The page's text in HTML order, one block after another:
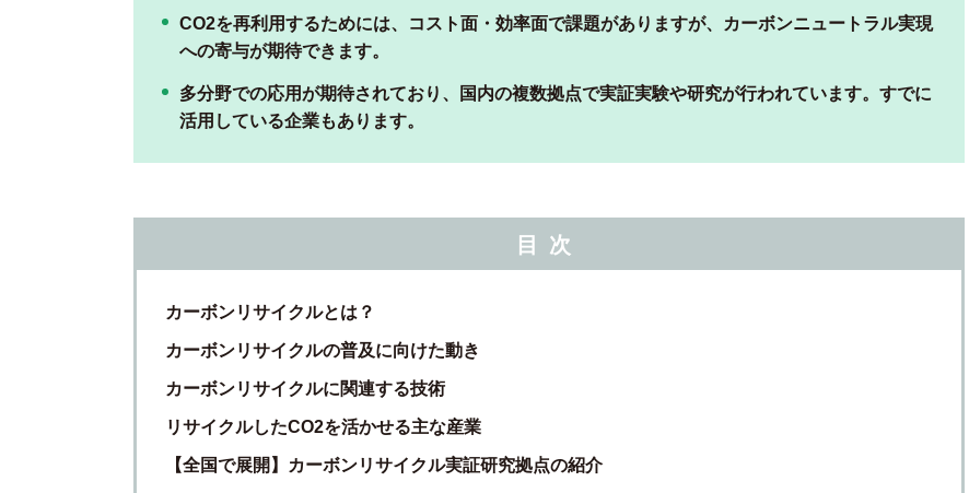
CO2を再利用するためには、コスト面・効率面で課題がありますが、カーボンニュートラル実現
への寄与が期待できます。
多分野での応用が期待されており、国内の複数拠点で実証実験や研究が行われています。すでに
活用している企業もあります。
目次
カーボンリサイクルとは？
カーボンリサイクルの普及に向けた動き
カーボンリサイクルに関連する技術
リサイクルしたCO2を活かせる主な産業
【全国で展開】カーボンリサイクル実証研究拠点の紹介